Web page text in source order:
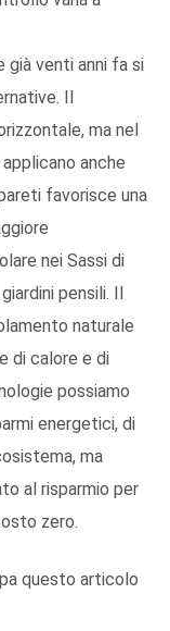
già venti anni fa si
Il
ma nel
anche
favorisce una
nei Sassi di
pensili. Il
naturale
di calore e di
possiamo
energetici, di
ma
al risparmio per
zero.
questo articolo